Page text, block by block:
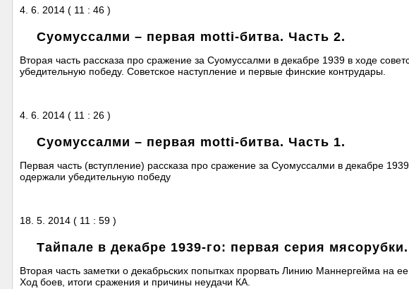
4. 6. 2014 ( 11 : 46 )
Суомуссалми – первая motti-битва. Часть 2.
Вторая часть рассказа про сражение за Суомуссалми в декабре 1939 в ходе
убедительную победу. Советское наступление и первые финские контрудары.
4. 6. 2014 ( 11 : 26 )
Суомуссалми – первая motti-битва. Часть 1.
Первая часть (вступление) рассказа про сражение за Суомуссалми в декабре
одержали убедительную победу
18. 5. 2014 ( 11 : 59 )
Тайпале в декабре 1939-го: первая серия
Вторая часть заметки о декабрьских попытках прорвать Линию Маннергейма на
Ход боев, итоги сражения и причины неудачи КА.